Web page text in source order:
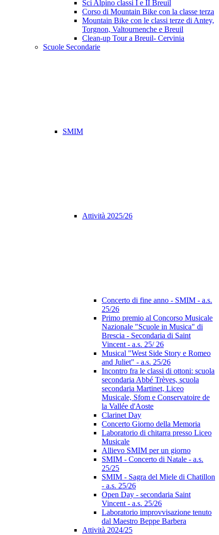
Sci Alpino classi I e II Breuil
Corso di Mountain Bike con la classe terza
Mountain Bike con le classi terze di Antey,
Torgnon, Valtournenche e Breuil
Clean-up Tour a Breuil- Cervinia
Scuole Secondarie
SMIM
Attività 2025/26
Concerto di fine anno - SMIM - a.s.
25/26
Primo premio al Concorso Musicale
Nazionale "Scuole in Musica" di
Brescia - Secondaria di Saint
Vincent - a.s. 25/ 26
Musical "West Side Story e Romeo
and Juliet" - a.s. 25/26
Incontro fra le classi di ottoni: scuola
secondaria Abbé Trèves, scuola
secondaria Martinet, Liceo
Musicale, Sfom e Conservatoire de
la Vallée d'Aoste
Clarinet Day
Concerto Giorno della Memoria
Laboratorio di chitarra presso Liceo
Musicale
Allievo SMIM per un giorno
SMIM - Concerto di Natale - a.s.
25/25
SMIM - Sagra del Miele di Chatillon
- a.s. 25/26
Open Day - secondaria Saint
Vincent - a.s. 25/26
Laboratorio improvvisazione tenuto
dal Maestro Beppe Barbera
Attività 2024/25